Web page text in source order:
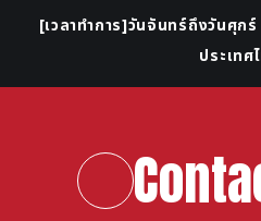
[เวลาทำการ]วันจันทร์ถึงวันศุก
ประเทศ